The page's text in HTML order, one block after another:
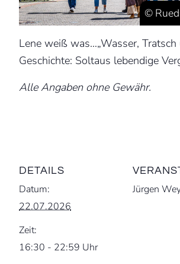
©
Lene weiß was…„Wasser, Tratsch
Geschichte: Soltaus lebendige
Alle Angaben ohne Gewähr.
DETAILS
Datum:
22.07.2026
Zeit:
16:30 - 22:59 Uhr
Jürgen